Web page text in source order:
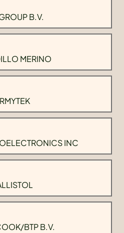
B.V.
MERINO
INC
BTP B.V.